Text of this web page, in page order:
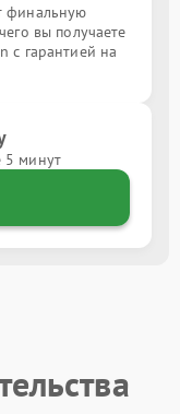
финальную
вы получаете
с гарантией на
5 минут